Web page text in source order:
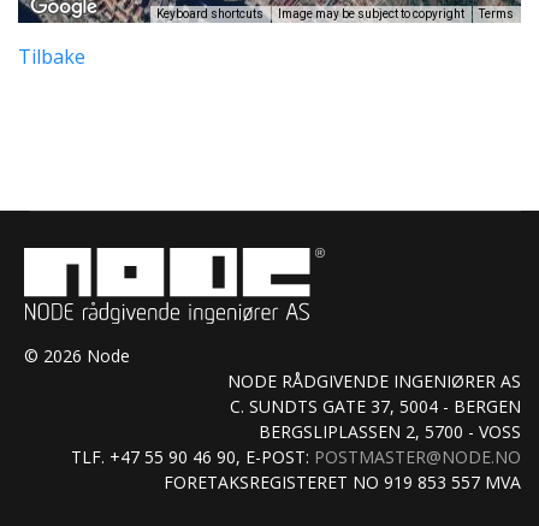
Keyboard shortcuts Image may be subject to copyright Terms
Tilbake
© 2026 Node
NODE RÅDGIVENDE INGENIØRER AS
C. SUNDTS GATE 37, 5004 - BERGEN
BERGSLIPLASSEN 2, 5700 - VOSS
TLF. +47 55 90 46 90, E-POST: POSTMASTER@NODE.NO
FORETAKSREGISTERET NO 919 853 557 MVA